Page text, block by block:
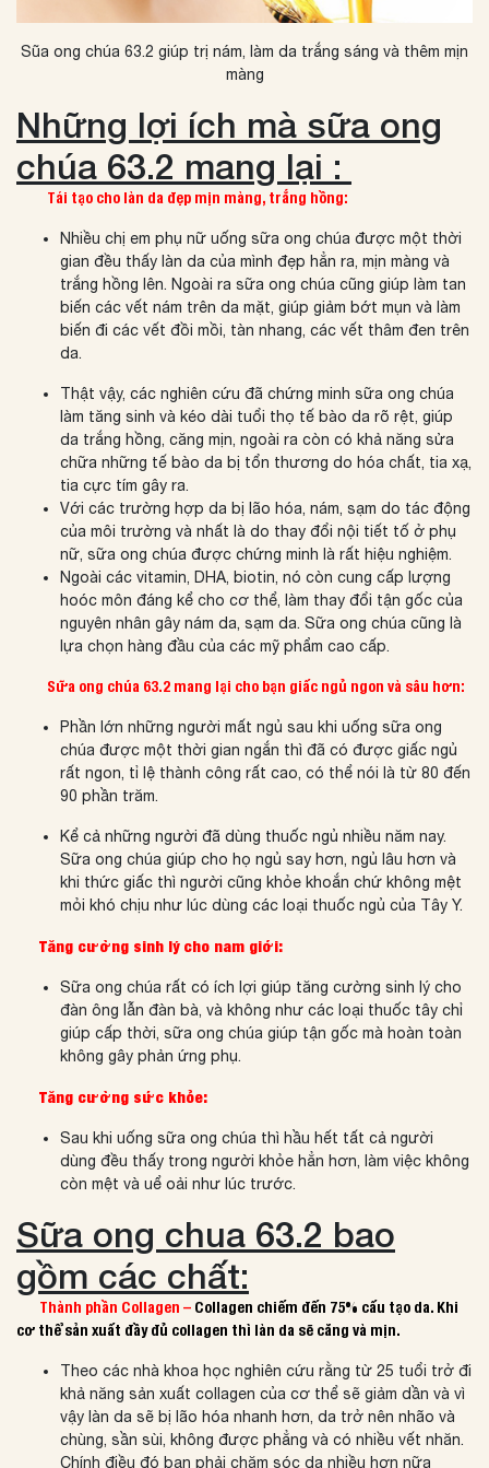
Sũa ong chúa 63.2 giúp trị nám, làm da trắng sáng và thêm mịn
màng
Những lợi ích mà sữa ong
chúa 63.2 mang lại :
Tái tạo cho làn da đẹp mịn màng, trắng hồng:
Nhiều chị em phụ nữ uống sữa ong chúa được một thời
gian đều thấy làn da của mình đẹp hẳn ra, mịn màng và
trắng hồng lên. Ngoài ra sữa ong chúa cũng giúp làm tan
biến các vết nám trên da mặt, giúp giảm bớt mụn và làm
biến đi các vết đồi mồi, tàn nhang, các vết thâm đen trên
da.
Thật vậy, các nghiên cứu đã chứng minh sữa ong chúa
làm tăng sinh và kéo dài tuổi thọ tế bào da rõ rệt, giúp
da trắng hồng, căng mịn, ngoài ra còn có khả năng sửa
chữa những tế bào da bị tổn thương do hóa chất, tia xạ,
tia cực tím gây ra.
Với các trường hợp da bị lão hóa, nám, sạm do tác động
của môi trường và nhất là do thay đổi nội tiết tố ở phụ
nữ, sữa ong chúa được chứng minh là rất hiệu nghiệm.
Ngoài các vitamin, DHA, biotin, nó còn cung cấp lượng
hoóc môn đáng kể cho cơ thể, làm thay đổi tận gốc của
nguyên nhân gây nám da, sạm da. Sữa ong chúa cũng là
lựa chọn hàng đầu của các mỹ phẩm cao cấp.
Sữa ong chúa 63.2 mang lại cho bạn giấc ngủ ngon và sâu hơn:
Phần lớn những người mất ngủ sau khi uống sữa ong
chúa được một thời gian ngắn thì đã có được giấc ngủ
rất ngon, tỉ lệ thành công rất cao, có thể nói là từ 80 đến
90 phần trăm.
Kể cả những người đã dùng thuốc ngủ nhiều năm nay.
Sữa ong chúa giúp cho họ ngủ say hơn, ngủ lâu hơn và
khi thức giấc thì người cũng khỏe khoắn chứ không mệt
mỏi khó chịu như lúc dùng các loại thuốc ngủ của Tây Y.
Tăng cường sinh lý cho nam giới:
Sữa ong chúa rất có ích lợi giúp tăng cường sinh lý cho
đàn ông lẫn đàn bà, và không như các loại thuốc tây chỉ
giúp cấp thời, sữa ong chúa giúp tận gốc mà hoàn toàn
không gây phản ứng phụ.
Tăng cường sức khỏe:
Sau khi uống sữa ong chúa thì hầu hết tất cả người
dùng đều thấy trong người khỏe hẳn hơn, làm việc không
còn mệt và uể oải như lúc trước.
Sữa ong chua 63.2 bao
gồm các chất:
Thành phần Collagen – Collagen chiếm đến 75% cấu tạo da. Khi
cơ thể sản xuất đầy đủ collagen thì làn da sẽ căng và mịn.
Theo các nhà khoa học nghiên cứu rằng từ 25 tuổi trở đi
khả năng sản xuất collagen của cơ thể sẽ giảm dần và vì
vậy làn da sẽ bị lão hóa nhanh hơn, da trở nên nhão và
chùng, sần sùi, không được phẳng và có nhiều vết nhăn.
Chính điều đó bạn phải chăm sóc da nhiều hơn nữa